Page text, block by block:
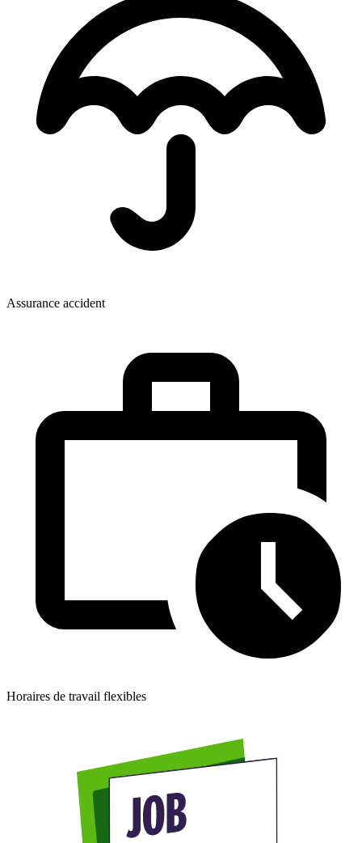
Assurance accident
Horaires de travail flexibles